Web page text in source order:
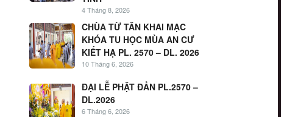
4 Tháng 8, 2026
CHÙA TỪ TÂN KHAI MẠC
KHÓA TU HỌC MÙA AN CƯ
KIẾT HẠ PL. 2570 – DL. 2026
10 Tháng 6, 2026
ĐẠI LỄ PHẬT ĐẢN PL.2570 –
DL.2026
6 Tháng 6, 2026